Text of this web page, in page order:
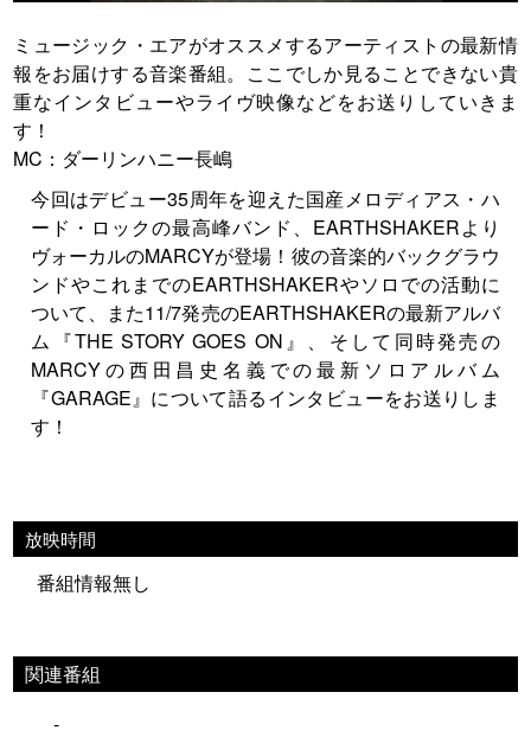
ミュージック・エアがオススメするアーティストの最新情
報をお届けする音楽番組。ここでしか見ることできない貴
重なインタビューやライヴ映像などをお送りしていきま
す！
MC：ダーリンハニー長嶋
今回はデビュー35周年を迎えた国産メロディアス・ハ
ード・ロックの最高峰バンド、EARTHSHAKERより
ヴォーカルのMARCYが登場！彼の音楽的バックグラウ
ンドやこれまでのEARTHSHAKERやソロでの活動に
ついて、また11/7発売のEARTHSHAKERの最新アルバ
ム『THE STORY GOES ON』、そして同時発売の
MARCYの西田昌史名義での最新ソロアルバム
『GARAGE』について語るインタビューをお送りしま
す！
放映時間
番組情報無し
関連番組
-